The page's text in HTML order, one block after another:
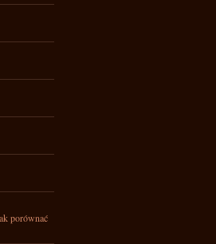
porównać